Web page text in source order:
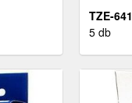
TZE-641
5 db